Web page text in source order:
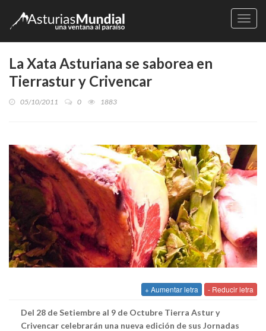
La Xata Asturiana se saborea en
Tierrastur y Crivencar
05/10/2011 0 1883
+ Aumentar letra - Reducir letra
Del 28 de Setiembre al 9 de Octubre Tierra Astur y
Crivencar celebrarán una nueva edición de sus Jornadas